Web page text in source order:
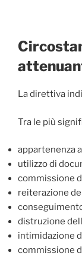
La direttiva
Tra le più
appartenenza
utilizzo di
commissione
reiterazione
distruzione
intimidazione
commissione